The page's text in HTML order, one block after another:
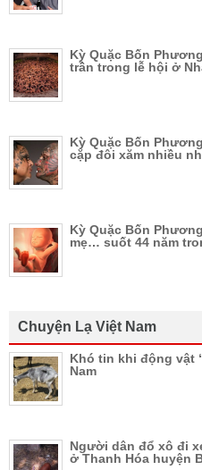
Kỳ Quặc Bốn
trần trong lễ hội ở
Kỳ Quặc Bốn
cặp đôi xăm nhiều
Kỳ Quặc Bốn
mẹ… suốt 44 năm
Chuyện Lạ Việt Nam
Khó tin khi động vật
Nam
Người dân đổ xô đi
ở Thanh Hóa huyện